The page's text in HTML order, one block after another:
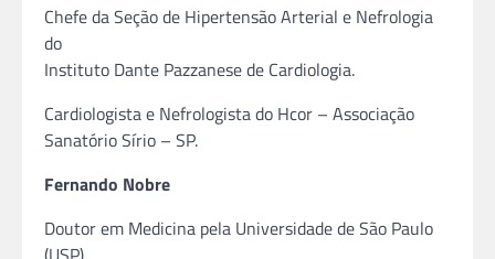
Chefe da Seção de Hipertensão Arterial e Nefrologia
do
Instituto Dante Pazzanese de Cardiologia.
Cardiologista e Nefrologista do Hcor – Associação
Sanatório Sírio – SP.
Fernando Nobre
Doutor em Medicina pela Universidade de São Paulo